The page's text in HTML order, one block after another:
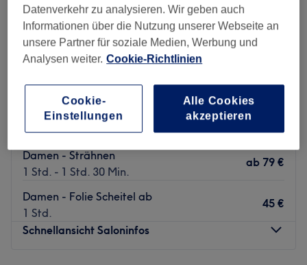
Salon West
800 Bewertungen
West, Stuttgart
Auf Karte anzeigen
Damen - Strähnen
1 Std. - 1 Std. 30 Min.
ab 79 €
Damen - Folie Scheitel ab
1 Std.
45 €
Schnellansicht Saloninfos
Datenverkehr zu analysieren. Wir geben auch
Informationen über die Nutzung unserer Webseite an
unsere Partner für soziale Medien, Werbung und
Analysen weiter. Cookie-Richtlinien
Cookie-
Einstellungen
Alle Cookies
akzeptieren